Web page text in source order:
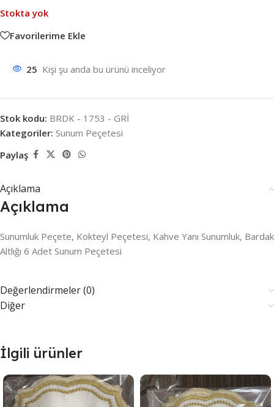
Stokta yok
Favorilerime Ekle
25 Kişi şu anda bu ürünü inceliyor
Stok kodu: BRDK - 1753 - GRİ
Kategoriler: Sunum Peçetesi
Paylaş
Açıklama
Açıklama
Sunumluk Peçete, Kokteyl Peçetesi, Kahve Yanı Sunumluk, Bardak
Altlığı 6 Adet Sunum Peçetesi
Değerlendirmeler (0)
Diğer
İlgili ürünler